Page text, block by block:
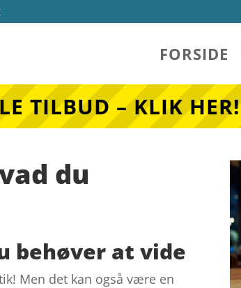
FORSIDE
TILBUD – KLIK HER!
du
behøver at vide
Men det kan også være en